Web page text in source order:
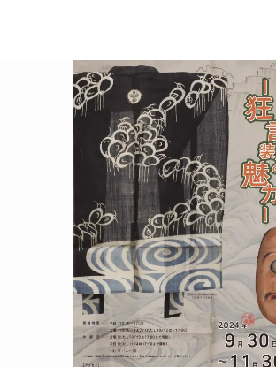
CONTACT お問合せ
POLICY COMPANY